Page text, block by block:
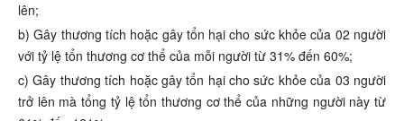
lên;
b) Gây thương tích hoặc gây tổn hại cho sức khỏe của 02 người
với tỷ lệ tổn thương cơ thể của mỗi người từ 31% đến 60%;
c) Gây thương tích hoặc gây tổn hại cho sức khỏe của 03 người
trở lên mà tổng tỷ lệ tổn thương cơ thể của những người này từ